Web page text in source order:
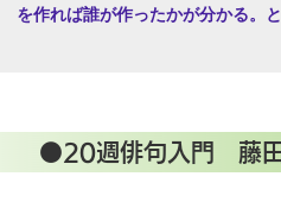
を作れば誰が作ったかが分かる。と
●20週俳句入門 藤